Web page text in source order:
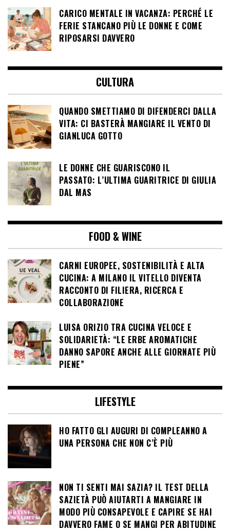
CARICO MENTALE IN VACANZA: PERCHÉ LE
FERIE STANCANO PIÙ LE DONNE E COME
RIPOSARSI DAVVERO
CULTURA
QUANDO SMETTIAMO DI DIFENDERCI DALLA
VITA: CI BASTERÀ MANGIARE IL VENTO DI
GIANLUCA GOTTO
LE DONNE CHE GUARISCONO IL
PASSATO: L’ULTIMA GUARITRICE DI GIULIA
DAL MAS
FOOD & WINE
CARNI EUROPEE, SOSTENIBILITÀ E ALTA
CUCINA: A MILANO IL VITELLO DIVENTA
RACCONTO DI FILIERA, RICERCA E
COLLABORAZIONE
LUISA ORIZIO TRA CUCINA VELOCE E
SOLIDARIETÀ: “LE ERBE AROMATICHE
DANNO SAPORE ANCHE ALLE GIORNATE PIÙ
PIENE”
LIFESTYLE
HO FATTO GLI AUGURI DI COMPLEANNO A
UNA PERSONA CHE NON C’È PIÙ
NON TI SENTI MAI SAZIA? IL TEST DELLA
SAZIETÀ PUÒ AIUTARTI A MANGIARE IN
MODO PIÙ CONSAPEVOLE E CAPIRE SE HAI
DAVVERO FAME O SE MANGI PER ABITUDINE